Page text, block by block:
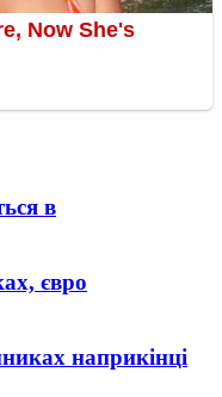
в
євро
наприкінці